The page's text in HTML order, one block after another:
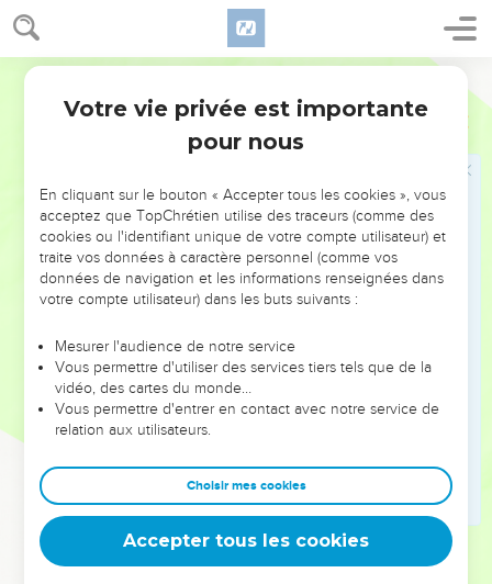
Jonas 3
5 Les habitants de la ville prirent au sérieux la parole de
Dieu. Ils décidèrent de jeûner et chacun, du plus riche au
Quand le roi de Ninive fut informé de ce qui se passait, il
descendit de son trône, ôta son habit royal, se couvrit d’une
Puis il fit proclamer dans la ville ce décret : « Par ordre du
roi et de ses ministres, il est interdit aux hommes et au gros
et petit bétail de manger quoi que ce soit et de boire.
Hommes et bêtes doivent être couverts d’étoffes de deuil.
que chacun renonce à ses mauvaises actions et à la violence
qui colle à ses mains.
Peut-être qu’ainsi Dieu reviendra sur sa décision,
renoncera à sa grande colère et ne nous fera pas mourir. »
Dieu vit comment les Ninivites réagissaient : il constata
qu’ils renonçaient à leurs mauvaises actions. Il revint alors
sur sa décision et n’accomplit pas le malheur dont il les avait
menacés.
Votre vie privée est importante
pour nous
En cliquant sur le bouton « Accepter tous les cookies », vous
acceptez que TopChrétien utilise des traceurs (comme des
cookies ou l'identifiant unique de votre compte utilisateur) et
traite vos données à caractère personnel (comme vos
données de navigation et les informations renseignées dans
votre compte utilisateur) dans les buts suivants :
Mesurer l'audience de notre service
Vous permettre d'utiliser des services tiers tels que de la
vidéo, des cartes du monde…
Vous permettre d'entrer en contact avec notre service de
relation aux utilisateurs.
Choisir mes cookies
Accepter tous les cookies